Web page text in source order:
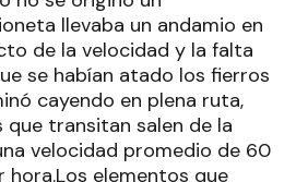
llevaba un andamio en
de la velocidad y la falta
se habían atado los fierros
cayendo en plena ruta,
que transitan salen de la
velocidad promedio de 60
elementos que